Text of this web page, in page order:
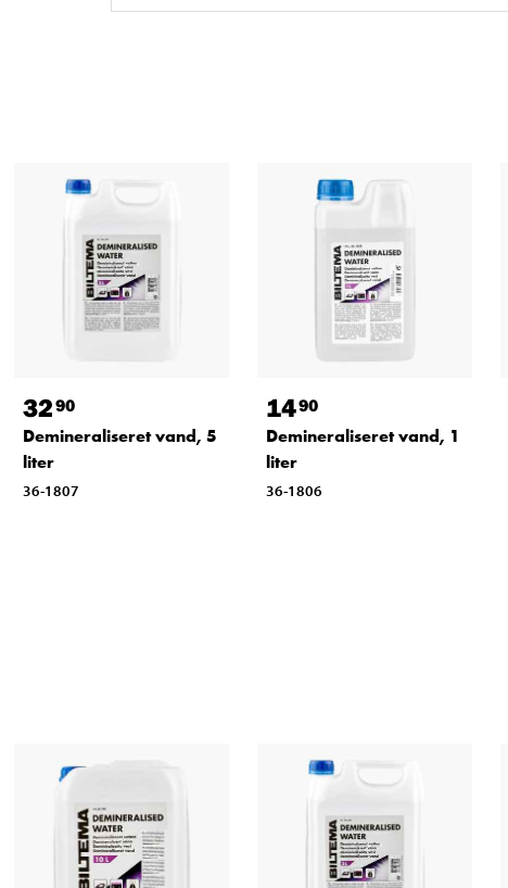
3290
Demineraliseret vand, 5
liter
36-1807
1490
Demineraliseret vand, 1
liter
36-1806